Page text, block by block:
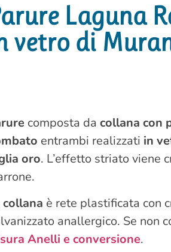
Laguna
vetro di
composta da collana con
entrambi realizzati in
oro. L’effetto striato viene
collana è rete plastificata con
anallergico. Se non
Anelli e conversione.